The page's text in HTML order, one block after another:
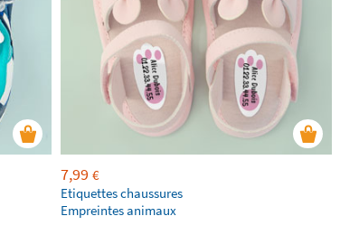
7,99 €
Etiquettes chaussures
Empreintes animaux